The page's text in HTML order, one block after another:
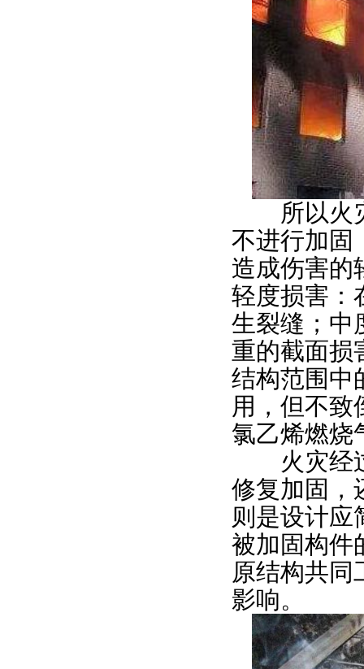
所以火灾
不进行加固
造成伤害的
轻度损害：
生裂缝；中
重的截面损
结构范围中
用，但不致
氯乙烯燃烧
火灾经过
修复加固，
则是设计应
被加固构件
原结构共同
影响。